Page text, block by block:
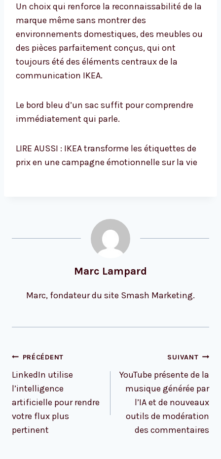
Un choix qui renforce la reconnaissabilité de la
marque même sans montrer des
environnements domestiques, des meubles ou
des pièces parfaitement conçus, qui ont
toujours été des éléments centraux de la
communication IKEA.
Le bord bleu d’un sac suffit pour comprendre
immédiatement qui parle.
LIRE AUSSI : IKEA transforme les étiquettes de
prix en une campagne émotionnelle sur la vie
Marc Lampard
Marc, fondateur du site Smash Marketing.
Navigation
l’article
PRÉCÉDENT
LinkedIn utilise
l’intelligence
artificielle pour rendre
votre flux plus
pertinent
SUIVANT
YouTube présente de la
musique générée par
l’IA et de nouveaux
outils de modération
des commentaires